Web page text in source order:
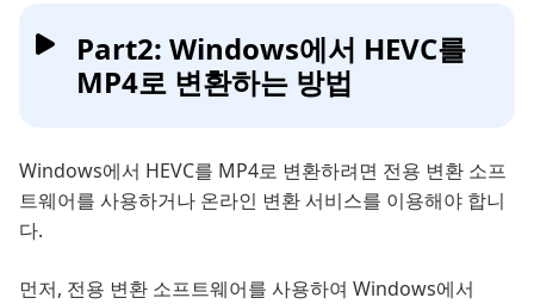
Part2: Windows에서 HEVC를
MP4로 변환하는 방법
Windows에서 HEVC를 MP4로 변환하려면 전용 변환 소프
트웨어를 사용하거나 온라인 변환 서비스를 이용해야 합니
다.
먼저, 전용 변환 소프트웨어를 사용하여 Windows에서